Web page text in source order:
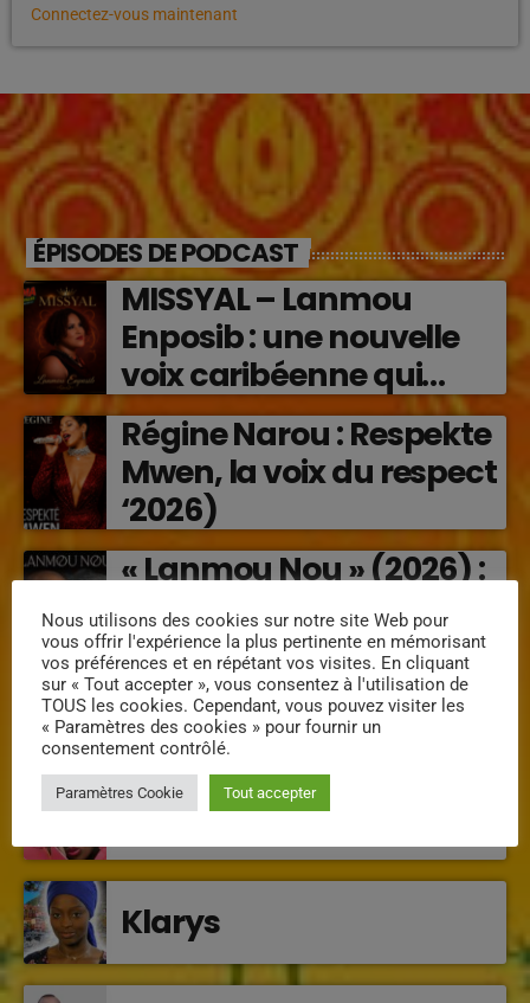
Connectez-vous maintenant
ÉPISODES DE PODCAST
MISSYAL – Lanmou
Enposib : une nouvelle
voix caribéenne qui
transforme les émotions
en musique (2026)
Régine Narou : Respekte
Mwen, la voix du respect
‘2026)
« Lanmou Nou » (2026) :
la rencontre vibrante
entre Victor O et
Jocelyne Béroard
INTERVENANTS
Mimi la douce
Klarys
Nous utilisons des cookies sur notre site Web pour
vous offrir l'expérience la plus pertinente en mémorisant
vos préférences et en répétant vos visites. En cliquant
sur « Tout accepter », vous consentez à l'utilisation de
TOUS les cookies. Cependant, vous pouvez visiter les
« Paramètres des cookies » pour fournir un
consentement contrôlé.
Paramètres Cookie Tout accepter